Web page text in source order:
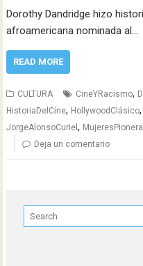
Dorothy Dandridge hizo
afroamericana nominada al…
READ MORE
CULTURA CineYRacismo,
HistoriaDelCine, HollywoodClásico,
JorgeAlonsoCuriel,
Deja un comentario